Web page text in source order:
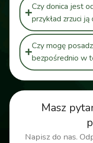
Masz
Napisz do nas.
Czy donica jest
przykład zrzuci
Czy mogę
bezpośrednio w